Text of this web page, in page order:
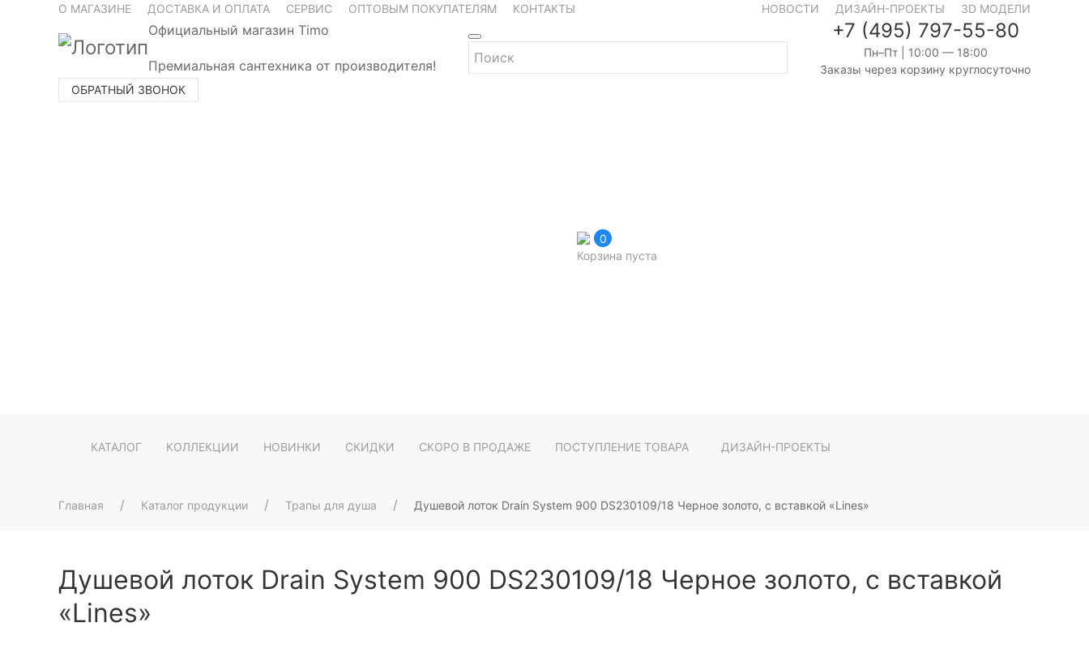
О МАГАЗИНЕ ДОСТАВКА И ОПЛАТА СЕРВИС ОПТОВЫМ ПОКУПАТЕЛЯМ КОНТАКТЫ НОВОСТИ ДИЗАЙН-ПРОЕКТЫ 3D МОДЕЛИ
Официальный магазин Timo
Премиальная сантехника от производителя!
+7 (495) 797-55-80
Пн–Пт | 10:00 — 18:00
Заказы через корзину круглосуточно
ОБРАТНЫЙ ЗВОНОК
0
Корзина пуста
КАТАЛОГ КОЛЛЕКЦИИ НОВИНКИ СКИДКИ СКОРО В ПРОДАЖЕ ПОСТУПЛЕНИЕ ТОВАРА ДИЗАЙН-ПРОЕКТЫ
Главная Каталог продукции Трапы для душа Душевой лоток Drain System 900 DS230109/18 Черное золото, с вставкой «Lines»
Душевой лоток Drain System 900 DS230109/18 Черное золото, с вставкой
«Lines»